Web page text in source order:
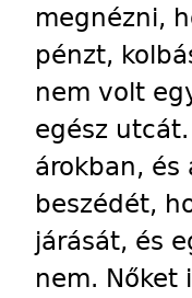
megnézni,
pénzt,
nem volt
egész
árokban, és
beszédét,
járását, és
nem. Nőket